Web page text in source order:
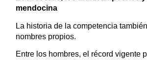
mendocina
La historia de la competencia
nombres propios.
Entre los hombres, el récord vigente